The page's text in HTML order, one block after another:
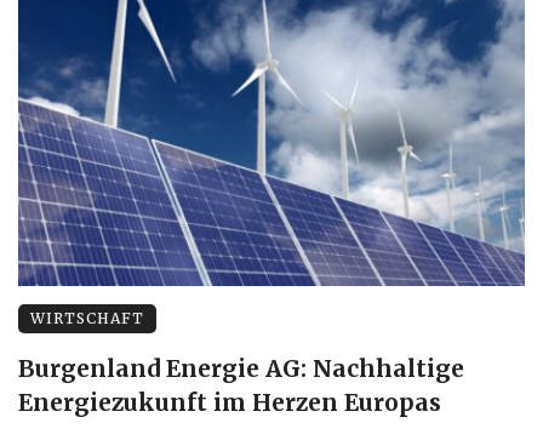
WIRTSCHAFT
Burgenland Energie AG: Nachhaltige
Energiezukunft im Herzen Europas